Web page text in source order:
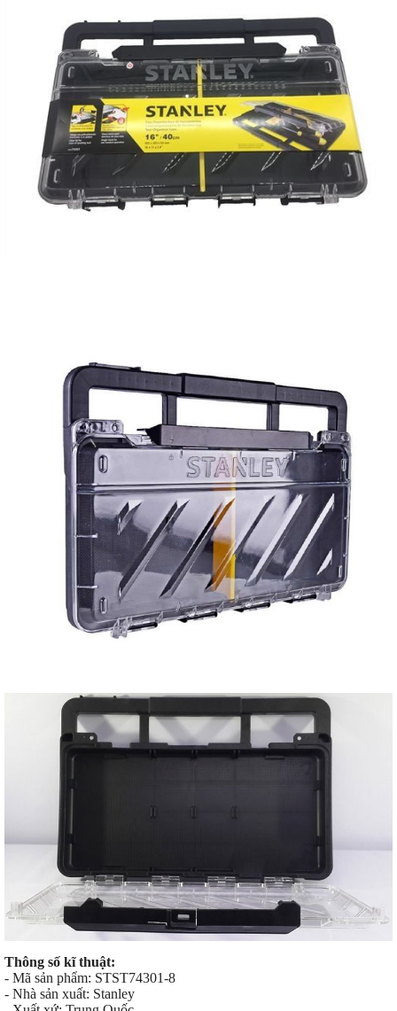
Thông số kĩ thuật:
- Mã sản phẩm: STST74301-8
- Nhà sản xuất: Stanley